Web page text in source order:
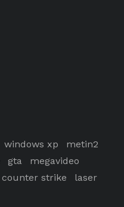
windows xp
metin2
gta
megavideo
counter strike laser